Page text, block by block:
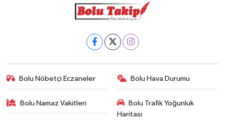
Bolu Nöbetçi Eczaneler Bolu Hava Durumu
Bolu Namaz Vakitleri
Bolu Trafik Yoğunluk
Haritası